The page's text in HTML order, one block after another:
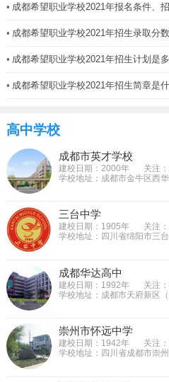
• 成都希望职业学校2021年报名条件、
• 成都希望职业学校2021年招生录取分
• 成都希望职业学校2021年招生计划是
• 成都希望职业学校2021年招生简章是
高中学校
成都市英才学校
建校日期：2000年
关注
学校地址：成都市金牛区西
三台中学
建校日期：1905年
关注
学校地址：四川省绵阳市三
成都华达高中
建校日期：1992年
关注
学校地址：成都市天府新区
崇州市怀远中学
建校日期：1942年
关注
学校地址：四川省成都市崇